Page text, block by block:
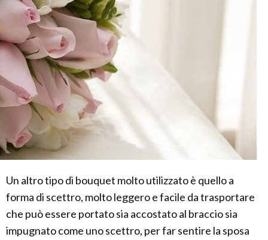
Un altro tipo di bouquet molto utilizzato è quello a
forma di scettro, molto leggero e facile da trasportare
che può essere portato sia accostato al braccio sia
impugnato come uno scettro, per far sentire la sposa